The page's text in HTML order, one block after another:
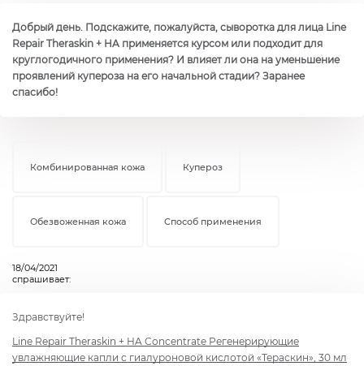
Добрый день. Подскажите, пожалуйста, сыворотка для лица Line
Repair Theraskin + HA применяется курсом или подходит для
круглогодичного применения? И влияет ли она на уменьшение
проявлений купероза на его начальной стадии? Заранее
спасибо!
Комбинированная кожа Купероз
Обезвоженная кожа Способ применения
18/04/2021
спрашивает:
Здравствуйте!
Line Repair Theraskin + HA Concentrate Регенерирующие
увлажняющие капли с гиалуроновой кислотой «Тераскин», 30 мл